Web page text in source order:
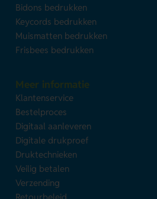
Bidons bedrukken
Keycords bedrukken
Muismatten bedrukken
Frisbees bedrukken
Meer informatie
Klantenservice
Bestelproces
Digitaal aanleveren
Digitale drukproef
Druktechnieken
Veilig betalen
Verzending